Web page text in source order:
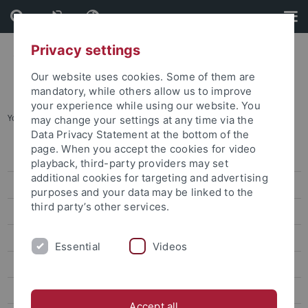
Skip
to
content
Skip
to
footer
You are here: Home ... Links zur Literatur
Über das SLT
Das Team
Rückblick
Aktuelles
Kursangebot WiSe 26/27
Privacy settings
Our website uses cookies. Some of them are
mandatory, while others allow us to improve
your experience while using our website. You
may change your settings at any time via the
Data Privacy Statement at the bottom of the
page. When you accept the cookies for video
playback, third-party providers may set
additional cookies for targeting and advertising
purposes and your data may be linked to the
third party’s other services.
Essential Videos